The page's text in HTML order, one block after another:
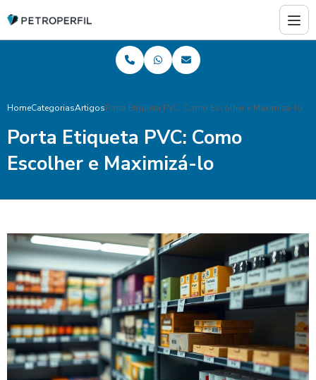
HomeCategoriasArtigosPorta Etiqueta PVC: Como Escolher e Maximizá-lo
Porta Etiqueta PVC: Como
Escolher e Maximizá-lo